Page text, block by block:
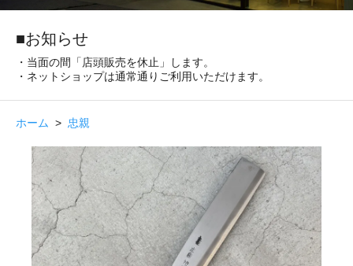
■お知らせ
・当面の間「店頭販売を休止」します。
・ネットショップは通常通りご利用いただけます。
ホーム > 忠親